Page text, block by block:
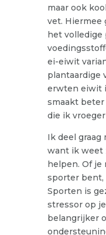
maar ook
vet. Hiermee
het volledige
ei-eiwit
plantaardige
erwten eiwit
smaakt beter
die ik
Ik deel graag
want ik weet
helpen. Of je
sporter bent,
Sporten is
stressor op
belangrijker